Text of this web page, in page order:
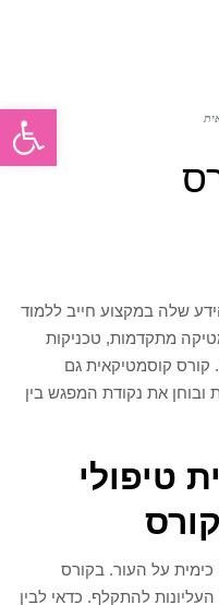
שלה במקצוע חייב ללמוד
מתקדמות, טכניקות
קורס קוסמטיקאית גם
את נקודת המפגש בין
טיפולי
כימית על העור. בקורס
להתקלף. כדאי לבין
פתח